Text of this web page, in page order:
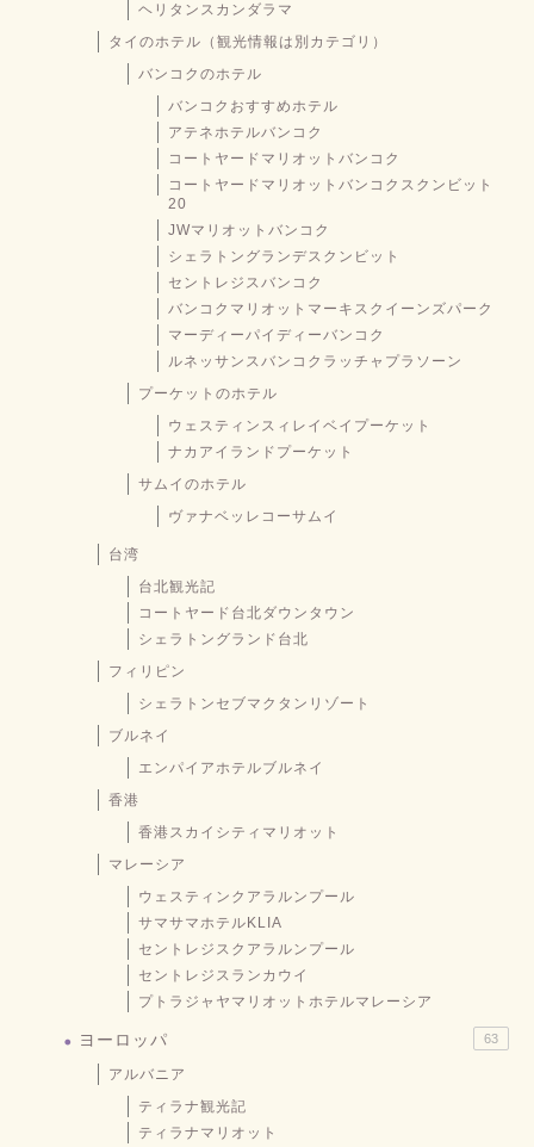
ヘリタンスカンダラマ
タイのホテル（観光情報は別カテゴリ）
バンコクのホテル
バンコクおすすめホテル
アテネホテルバンコク
コートヤードマリオットバンコク
コートヤードマリオットバンコクスクンビット
20
JWマリオットバンコク
シェラトングランデスクンビット
セントレジスバンコク
バンコクマリオットマーキスクイーンズパーク
マーディーパイディーバンコク
ルネッサンスバンコクラッチャプラソーン
プーケットのホテル
ウェスティンスィレイベイプーケット
ナカアイランドプーケット
サムイのホテル
ヴァナベッレコーサムイ
台湾
台北観光記
コートヤード台北ダウンタウン
シェラトングランド台北
フィリピン
シェラトンセブマクタンリゾート
ブルネイ
エンパイアホテルブルネイ
香港
香港スカイシティマリオット
マレーシア
ウェスティンクアラルンプール
サマサマホテルKLIA
セントレジスクアラルンプール
セントレジスランカウイ
プトラジャヤマリオットホテルマレーシア
ヨーロッパ 63
アルバニア
ティラナ観光記
ティラナマリオット